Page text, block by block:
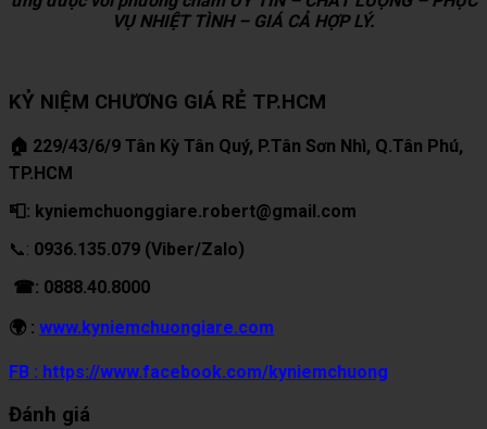
VỤ NHIỆT TÌNH – GIÁ CẢ HỢP LÝ.
KỶ NIỆM CHƯƠNG GIÁ RẺ TP.HCM
🏠 229/43/6/9 Tân Kỳ Tân Quý, P.Tân Sơn Nhì, Q.Tân Phú,
TP.HCM
📮: kyniemchuonggiare.robert@gmail.com
📞: 0936.135.079 (Viber/Zalo)
☎: 0888.40.8000
🌍 : www.kyniemchuongiare.com
FB : https://www.facebook.com/kyniemchuong
Đánh giá